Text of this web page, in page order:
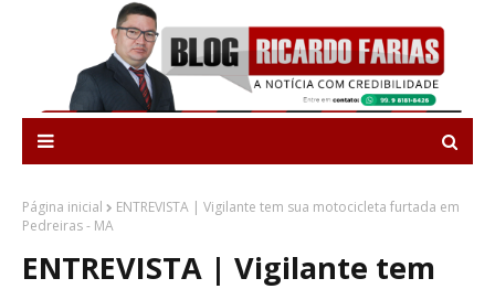
Página inicial
ENTREVISTA | Vigilante tem sua motocicleta furtada em
Pedreiras - MA
ENTREVISTA | Vigilante tem